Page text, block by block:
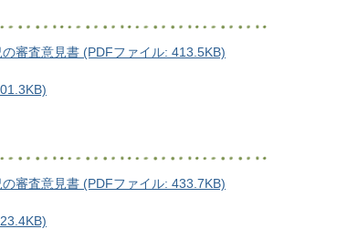
審査意見書 (PDFファイル: 413.5KB)
審査意見書 (PDFファイル: 433.7KB)